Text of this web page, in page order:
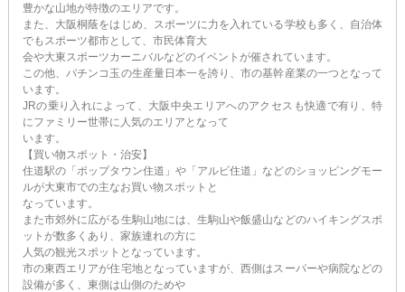
豊かな山地が特徴のエリアです。
また、大阪桐蔭をはじめ、スポーツに力を入れている学校も多く、自治体
でもスポーツ都市として、市民体育大
会や大東スポーツカーニバルなどのイベントが催されています。
この他、パチンコ玉の生産量日本一を誇り、市の基幹産業の一つとなって
います。
JRの乗り入れによって、大阪中央エリアへのアクセスも快適で有り、特
にファミリー世帯に人気のエリアとなって
います。
【買い物スポット・治安】
住道駅の「ポップタウン住道」や「アルビ住道」などのショッピングモー
ルが大東市での主なお買い物スポットと
なっています。
また市郊外に広がる生駒山地には、生駒山や飯盛山などのハイキングスポ
ットが数多くあり、家族連れの方に
人気の観光スポットとなっています。
市の東西エリアが住宅地となっていますが、西側はスーパーや病院などの
設備が多く、東側は山側のためや